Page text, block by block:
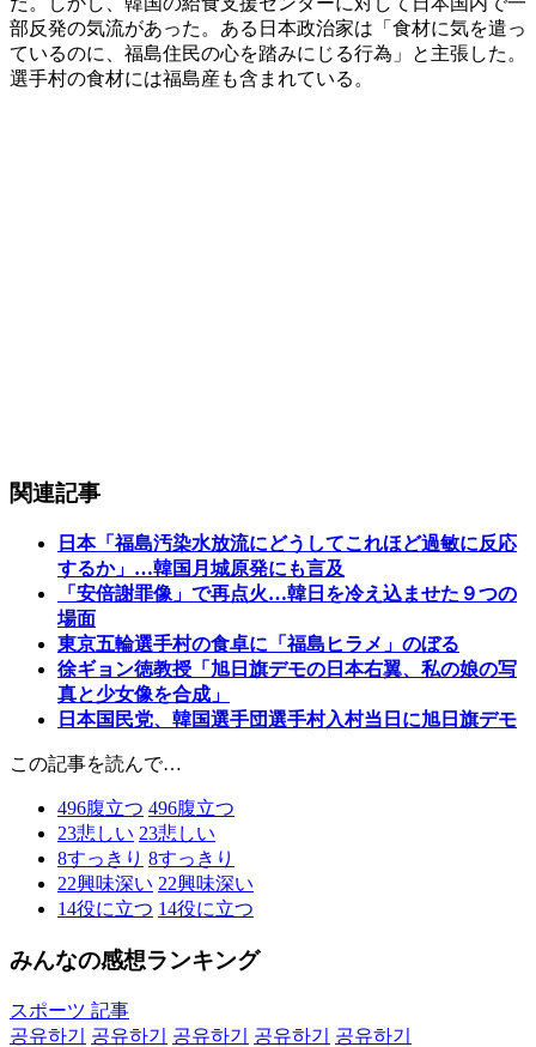
部反発の気流があった。ある日本政治家は「食材に気を遣っ
ているのに、福島住民の心を踏みにじる行為」と主張した。
選手村の食材には福島産も含まれている。
関連記事
日本「福島汚染水放流にどうしてこれほど過敏に反応
するか」…韓国月城原発にも言及
「安倍謝罪像」で再点火…韓日を冷え込ませた９つの
場面
東京五輪選手村の食卓に「福島ヒラメ」のぼる
徐ギョン徳教授「旭日旗デモの日本右翼、私の娘の写
真と少女像を合成」
日本国民党、韓国選手団選手村入村当日に旭日旗デモ
この記事を読んで…
496腹立つ 496腹立つ
23悲しい 23悲しい
8すっきり 8すっきり
22興味深い 22興味深い
14役に立つ 14役に立つ
みんなの感想ランキング
スポーツ 記事
공유하기
공유하기 공유하기 공유하기
공유하기